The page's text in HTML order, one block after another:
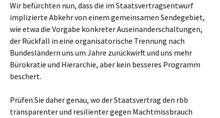
Wir befürchten nun, dass die im Staatsvertragsentwurf
implizierte Abkehr von einem gemeinsamen Sendegebiet,
wie etwa die Vorgabe konkreter Auseinanderschaltungen,
der Rückfall in eine organisatorische Trennung nach
Bundesländern uns um Jahre zurückwirft und uns mehr
Bürokratie und Hierarchie, aber kein besseres Programm
beschert.
Prüfen Sie daher genau, wo der Staatsvertrag den rbb
transparenter und resilienter gegen Machtmissbrauch